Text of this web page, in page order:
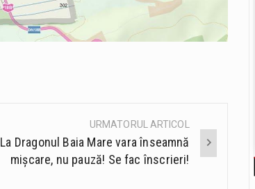
URMATORUL ARTICOL
La Dragonul Baia Mare vara înseamnă
mișcare, nu pauză! Se fac înscrieri!